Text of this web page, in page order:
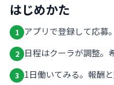
はじめかた
1 アプリで登録して応募
2 日程はクーラが調整。
3 1日働いてみる。報酬